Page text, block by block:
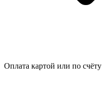
Оплата картой или по счёту